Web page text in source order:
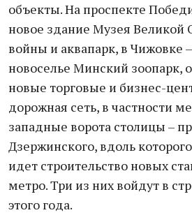
объекты. На проспекте
новое здание Музея Великой
войны и аквапарк, в Чижовке
новоселье Минский зоопарк,
новые торговые и бизнес-
дорожная сеть, в частности
западные ворота столицы –
Дзержинского, вдоль
идет строительство новых
метро. Три из них войдут в
этого года.